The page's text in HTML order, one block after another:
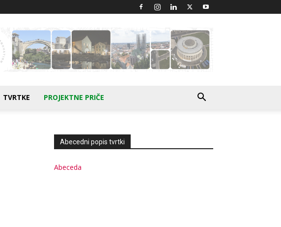
TVRTKE PROJEKTNE PRIČE
Abecedni popis tvrtki
Abeceda